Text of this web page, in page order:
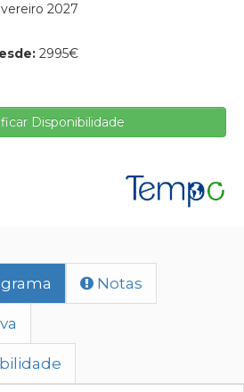
2027
2995€
Disponibilidade
Notas